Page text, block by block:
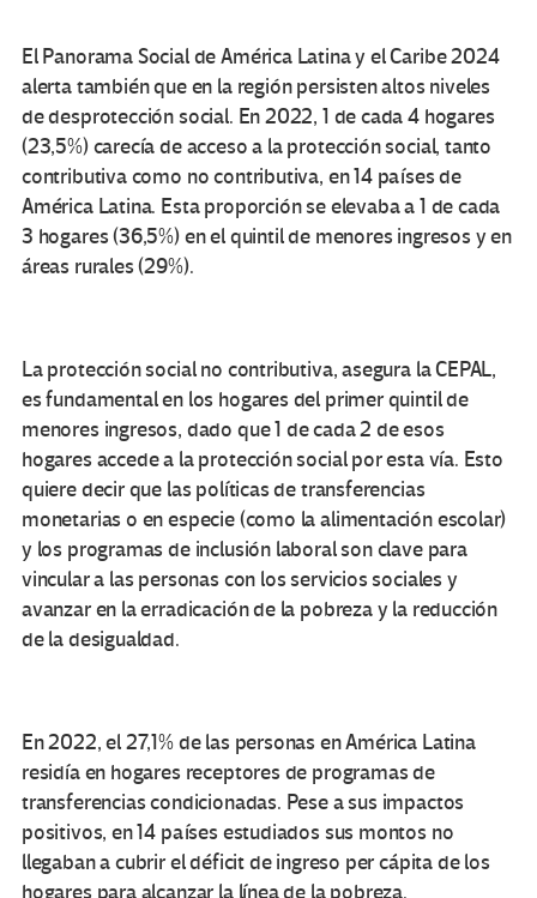
El Panorama Social de América Latina y el Caribe 2024
alerta también que en la región persisten altos niveles
de desprotección social. En 2022, 1 de cada 4 hogares
(23,5%) carecía de acceso a la protección social, tanto
contributiva como no contributiva, en 14 países de
América Latina. Esta proporción se elevaba a 1 de cada
3 hogares (36,5%) en el quintil de menores ingresos y en
áreas rurales (29%).
La protección social no contributiva, asegura la CEPAL,
es fundamental en los hogares del primer quintil de
menores ingresos, dado que 1 de cada 2 de esos
hogares accede a la protección social por esta vía. Esto
quiere decir que las políticas de transferencias
monetarias o en especie (como la alimentación escolar)
y los programas de inclusión laboral son clave para
vincular a las personas con los servicios sociales y
avanzar en la erradicación de la pobreza y la reducción
de la desigualdad.
En 2022, el 27,1% de las personas en América Latina
residía en hogares receptores de programas de
transferencias condicionadas. Pese a sus impactos
positivos, en 14 países estudiados sus montos no
llegaban a cubrir el déficit de ingreso per cápita de los
hogares para alcanzar la línea de la pobreza.